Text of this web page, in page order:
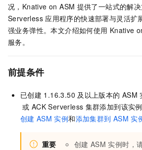
况，Knative on ASM 提供了一站式的解
Serverless 应用程序的快速部署与灵活扩
强业务弹性。本文介绍如何使用 Knative
服务。
前提条件
已创建 1.16.3.50 及以上版本的 ASM
或 ACK Serverless 集群添加到该实
创建 ASM 实例和添加集群到 ASM 实
重要 创建 ASM 实例时，